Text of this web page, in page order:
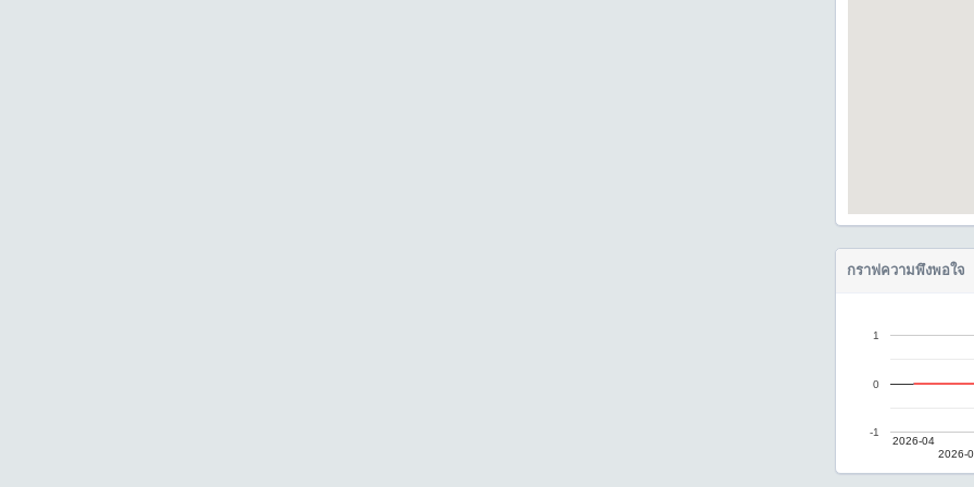
กราฟความพึงพอใจ
2026-04
2026-
-1
0
1